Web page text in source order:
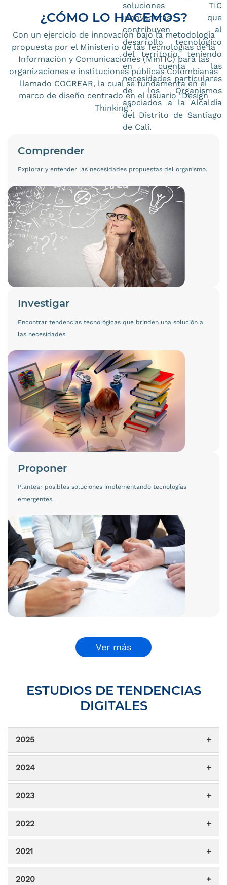
soluciones TIC
innovadoras que
contribuyen al
desarrollo tecnológico
del territorio, teniendo
en cuenta las
necesidades particulares
de los Organismos
asociados a la Alcaldía
del Distrito de Santiago
de Cali.
¿CÓMO LO HACEMOS?
Con un ejercicio de innovación bajo la metodología
propuesta por el Ministerio de las Tecnologías de la
Información y Comunicaciones (MinTIC) para las
organizaciones e instituciones públicas Colombianas
llamado COCREAR, la cual se fundamenta en el
marco de diseño centrado en el usuario "Design
Thinking".
Comprender
Explorar y entender las necesidades propuestas del organismo.
Investigar
Encontrar tendencias tecnológicas que brinden una solución a
las necesidades.
Proponer
Plantear posibles soluciones implementando tecnologías
emergentes.
Ver más
ESTUDIOS DE TENDENCIAS
DIGITALES
2025
2024
2023
2022
2021
2020